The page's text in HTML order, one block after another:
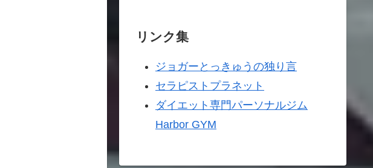
リンク集
ジョガーとっきゅうの独り言
セラピストプラネット
ダイエット専門パーソナルジム
Harbor GYM